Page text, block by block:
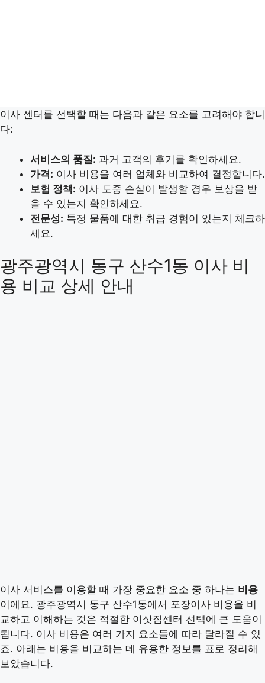
이사 센터를 선택할 때는 다음과 같은 요소를 고려해야 합니
다:
서비스의 품질: 과거 고객의 후기를 확인하세요.
가격: 이사 비용을 여러 업체와 비교하여 결정합니다.
보험 정책: 이사 도중 손실이 발생할 경우 보상을 받
을 수 있는지 확인하세요.
전문성: 특정 물품에 대한 취급 경험이 있는지 체크하
세요.
광주광역시 동구 산수1동 이사 비
용 비교 상세 안내
이사 서비스를 이용할 때 가장 중요한 요소 중 하나는 비용
이에요. 광주광역시 동구 산수1동에서 포장이사 비용을 비
교하고 이해하는 것은 적절한 이삿짐센터 선택에 큰 도움이
됩니다. 이사 비용은 여러 가지 요소들에 따라 달라질 수 있
죠. 아래는 비용을 비교하는 데 유용한 정보를 표로 정리해
보았습니다.